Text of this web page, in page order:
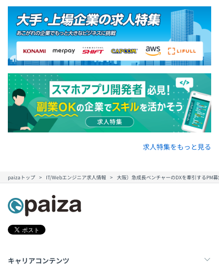
求人特集をもっと見る
paizaトップ IT/Webエンジニア求人情報 大阪）急成長ベンチャーのDXを牽引するPM
キャリアコンテンツ